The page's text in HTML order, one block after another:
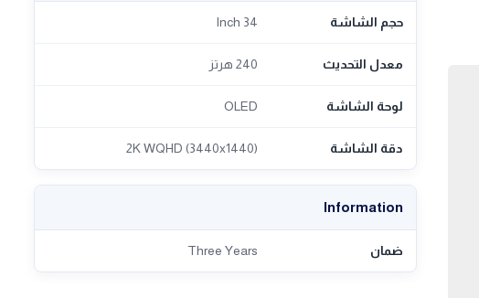
حجم الشاشة 34 Inch
معدل التحديث 240 هرتز
لوحة الشاشة OLED
دقة الشاشة 2K WQHD (3440x1440)
Information
ضمان Three Years